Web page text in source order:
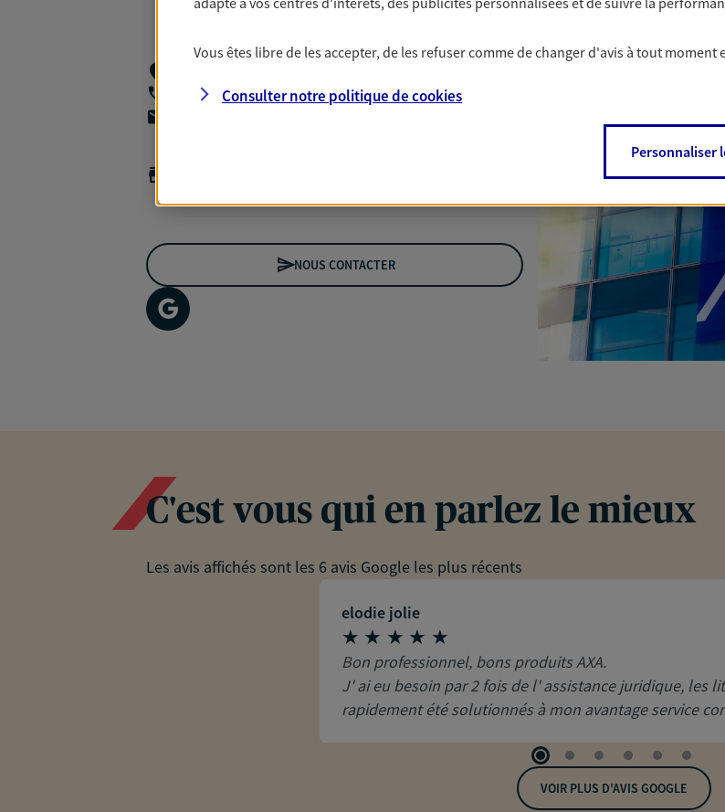
06 06 74 27 82
NOUS CONTACTER
C'est vous qui en parlez le mieux
Les avis affichés sont les 6 avis Google les plus récents
elodie jolie
Bon professionnel, bons produits AXA.
J' ai eu besoin par 2 fois de l' assistance juridique, les
rapidement été solutionnés à mon avantage service
VOIR PLUS D'AVIS GOOGLE
Vous êtes libre de les accepter, de les refuser comme de changer d'avis à tout moment
Consulter notre politique decookies
Personnaliser